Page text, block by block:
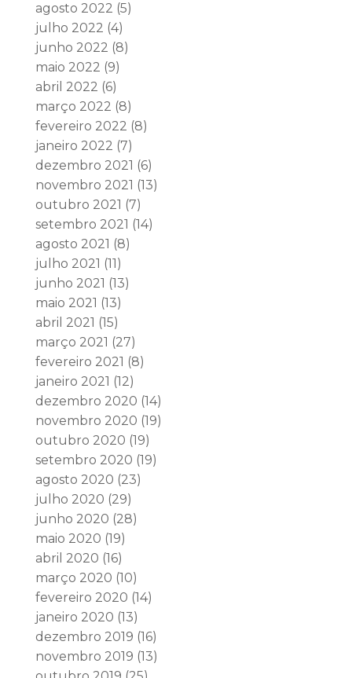
agosto 2022 (5)
julho 2022 (4)
junho 2022 (8)
maio 2022 (9)
abril 2022 (6)
março 2022 (8)
fevereiro 2022 (8)
janeiro 2022 (7)
dezembro 2021 (6)
novembro 2021 (13)
outubro 2021 (7)
setembro 2021 (14)
agosto 2021 (8)
julho 2021 (11)
junho 2021 (13)
maio 2021 (13)
abril 2021 (15)
março 2021 (27)
fevereiro 2021 (8)
janeiro 2021 (12)
dezembro 2020 (14)
novembro 2020 (19)
outubro 2020 (19)
setembro 2020 (19)
agosto 2020 (23)
julho 2020 (29)
junho 2020 (28)
maio 2020 (19)
abril 2020 (16)
março 2020 (10)
fevereiro 2020 (14)
janeiro 2020 (13)
dezembro 2019 (16)
novembro 2019 (13)